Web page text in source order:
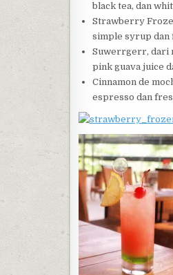
black tea, dan
Strawberry
simple syrup
Suwerrgerr, dari
pink guava juice
Cinnamon de
espresso dan